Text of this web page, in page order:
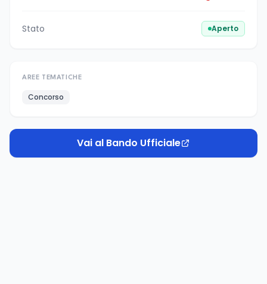
Stato Aperto
AREE TEMATICHE
Concorso
Vai al Bando Ufficiale